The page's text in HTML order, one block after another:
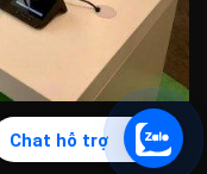
Chat hỗ trợ